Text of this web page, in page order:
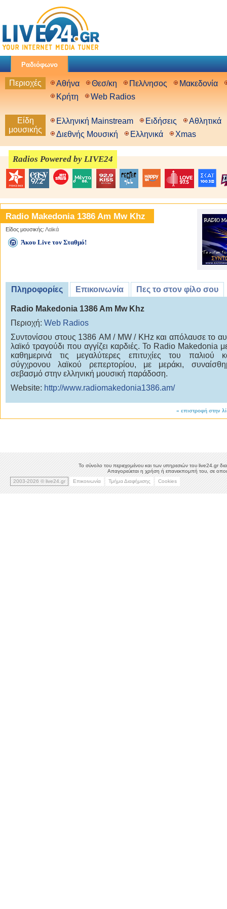
Ραδιόφωνο
Περιοχές Αθήνα Θεσ/κη Πελ/νησος
Μακεδονία
Κρήτη
Web Radios
Είδη
μουσικής
Ελληνική Mainstream Ειδήσεις
Αθλητικά
Διεθνής Μουσική
Ελληνικά Xmas
Radios Powered by LIVE24
Radio Makedonia 1386 Am Mw Khz
Είδος μουσικής: Λαϊκά
Άκου Live τον Σταθμό!
Πληροφορίες Επικοινωνία Πες το στον φίλο σου
Radio Makedonia 1386 Am Mw Khz
Περιοχή: Web Radios
Συντονίσου στους 1386 AM / MW / KHz και απόλαυσε το
λαϊκό τραγούδι που αγγίζει καρδιές. Το Radio Makedonia
καθημερινά τις μεγαλύτερες επιτυχίες του παλιού
σύγχρονου λαϊκού ρεπερτορίου, με μεράκι,
σεβασμό στην ελληνική μουσική παράδοση.
Website: http://www.radiomakedonia1386.am/
« επιστροφή στην
Το σύνολο του περιεχομένου και των υπηρεσιών του live24.gr
Απαγορεύεται η χρήση ή επανεκπομπή του, σε
2003-2026 © live24.gr
Επικοινωνία Τμήμα Διαφήμισης Cookies